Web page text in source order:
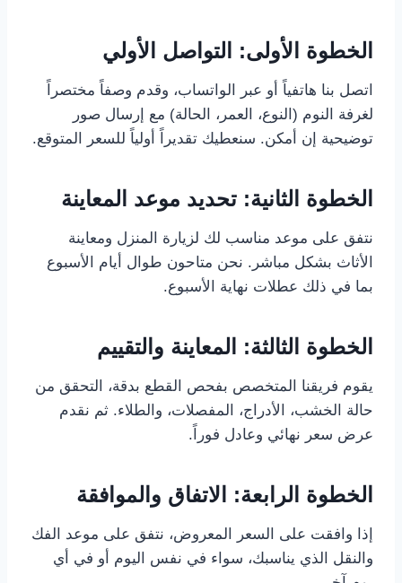
الخطوة الأولى: التواصل الأولي
اتصل بنا هاتفياً أو عبر الواتساب، وقدم وصفاً مختصراً
لغرفة النوم (النوع، العمر، الحالة) مع إرسال صور
توضيحية إن أمكن. سنعطيك تقديراً أولياً للسعر المتوقع.
الخطوة الثانية: تحديد موعد المعاينة
نتفق على موعد مناسب لك لزيارة المنزل ومعاينة
الأثاث بشكل مباشر. نحن متاحون طوال أيام الأسبوع
بما في ذلك عطلات نهاية الأسبوع.
الخطوة الثالثة: المعاينة والتقييم
يقوم فريقنا المتخصص بفحص القطع بدقة، التحقق من
حالة الخشب، الأدراج، المفصلات، والطلاء. ثم نقدم
عرض سعر نهائي وعادل فوراً.
الخطوة الرابعة: الاتفاق والموافقة
إذا وافقت على السعر المعروض، نتفق على موعد الفك
والنقل الذي يناسبك، سواء في نفس اليوم أو في أي